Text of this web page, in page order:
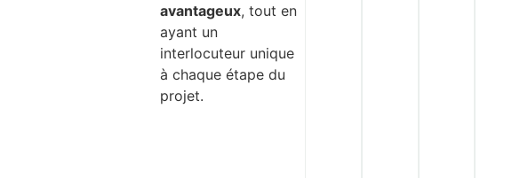
avantageux, tout en
ayant un
interlocuteur unique
à chaque étape du
projet.